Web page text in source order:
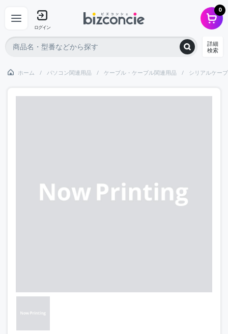
ログイン
0
詳細
検索
ホーム パソコン関連用品 ケーブル・ケーブル関連用品 シリアルケー